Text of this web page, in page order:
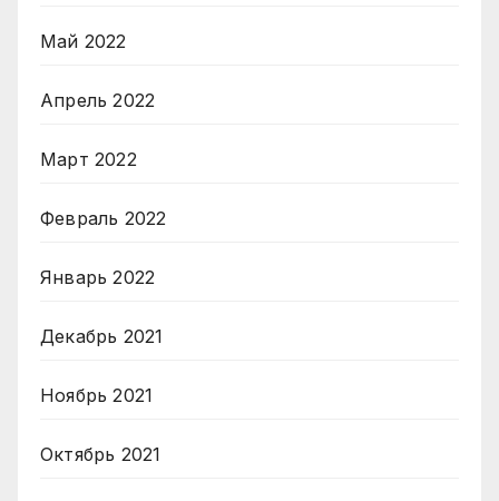
Май 2022
Апрель 2022
Март 2022
Февраль 2022
Январь 2022
Декабрь 2021
Ноябрь 2021
Октябрь 2021